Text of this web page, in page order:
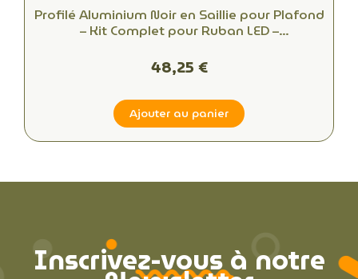
Profilé Aluminium Noir en Saillie pour Plafond
– Kit Complet pour Ruban LED –
48,25 €
Ajouter au panier
Inscrivez-vous à notre